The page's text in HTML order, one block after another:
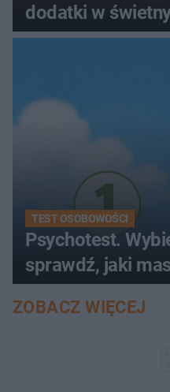
dodatki w
TEST OSOBOWOŚCI
Psychotest.
sprawdź, jaki
ZOBACZ WIĘCEJ